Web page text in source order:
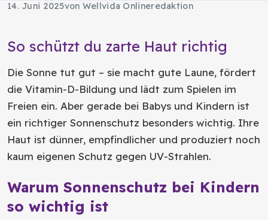
14. Juni 2025von Wellvida Onlineredaktion
So schützt du zarte Haut richtig
Die Sonne tut gut – sie macht gute Laune, fördert
die Vitamin-D-Bildung und lädt zum Spielen im
Freien ein. Aber gerade bei Babys und Kindern ist
ein richtiger Sonnenschutz besonders wichtig. Ihre
Haut ist dünner, empfindlicher und produziert noch
kaum eigenen Schutz gegen UV-Strahlen.
Warum Sonnenschutz bei Kindern
so wichtig ist